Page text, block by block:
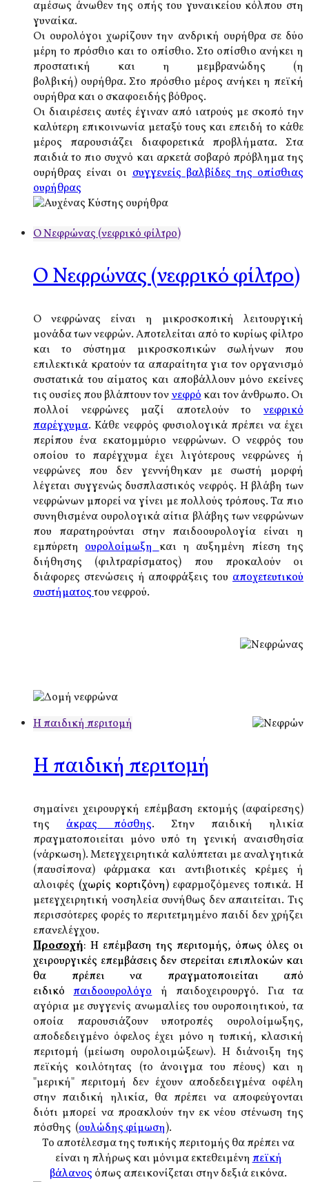
αμέσως άνωθεν της οπής του γυναικείου κόλπου στη
γυναίκα.
Οι ουρολόγοι χωρίζουν την ανδρική ουρήθρα σε δύο
μέρη το πρόσθιο και το οπίσθιο. Στο οπίσθιο ανήκει η
προστατική και η μεμβρανώδης (η
βολβική) ουρήθρα. Στο πρόσθιο μέρος ανήκει η πεϊκή
ουρήθρα και ο σκαφοειδής βόθρος.
Οι διαιρέσεις αυτές έγιναν από ιατρούς με σκοπό την
καλύτερη επικοινωνία μεταξύ τους και επειδή το κάθε
μέρος παρουσιάζει διαφορετικά προβλήματα. Στα
παιδιά το πιο συχνό και αρκετά σοβαρό πρόβλημα της
ουρήθρας είναι οισυγγενείς βαλβίδες της οπίσθιας
ουρήθρας
Ο Νεφρώνας (νεφρικό φίλτρο)
Ο Νεφρώνας (νεφρικό φίλτρο)
Ο νεφρώνας είναι η μικροσκοπική λειτουργική
μονάδα των νεφρών. Αποτελείται από το κυρίως φίλτρο
και το σύστημα μικροσκοπικών σωλήνων που
επιλεκτικά κρατούν τα απαραίτητα για τον οργανισμό
συστατικά του αίματος και αποβάλλουν μόνο εκείνες
τις ουσίες που βλάπτουν τοννεφρόκαι τον άνθρωπο. Οι
πολλοί νεφρώνες μαζί αποτελούν το νεφρικό
παρέγχυμα. Κάθε νεφρός φυσιολογικά πρέπει να έχει
περίπου ένα εκατομμύριο νεφρώνων. Ο νεφρός του
οποίου το παρέγχυμα έχει λιγότερους νεφρώνες ή
νεφρώνες που δεν γεννήθηκαν με σωστή μορφή
λέγεται συγγενώς δυσπλαστικός νεφρός. Η βλάβη των
νεφρώνων μπορεί να γίνει με πολλούς τρόπους. Τα πιο
συνηθισμένα ουρολογικά αίτια βλάβης των νεφρώνων
που παρατηρούνται στην παιδοουρολογία είναι η
εμπύρετηουρολοίμωξηκαι η αυξημένη πίεση της
διήθησης (φιλτραρίσματος) που προκαλούν οι
διάφορες στενώσεις ή αποφράξεις του αποχετευτικού
συστήματοςτου νεφρού.
Η παιδική περιτομή
Η παιδική περιτομή
σημαίνει χειρουργκή επέμβαση εκτομής (αφαίρεσης)
της άκρας πόσθης. Στην παιδική ηλικία
πραγματοποιείται μόνο υπό τη γενική αναισθησία
(νάρκωση). Μετεγχειρητικά καλύπτεται με αναλγητικά
(παυσίπονα) φάρμακα και αντιβιοτικές κρέμες ή
αλοιφές (χωρίς κορτιζόνη)εφαρμοζόμενες τοπικά. Η
μετεγχειρητική νοσηλεία συνήθως δεν απαιτείται. Τις
περισσότερες φορές το περιτετμημένο παιδί δεν χρήζει
επανελέγχου.
Προσοχή: Η επέμβαση της περιτομής, όπως όλες οι
χειρουργικές επεμβάσεις δεν στερείται επιπλοκών και
θα πρέπει να πραγματοποιείται από
ειδικό
παιδοουρολόγοή παιδοχειρουργό. Για τα
αγόρια με συγγενίς ανωμαλίες του ουροποιητικού, τα
οποία παρουσιάζουν υποτροπές ουρολοίμωξης,
αποδεδειγμένο όφελος έχει μόνο η τυπική, κλασική
περιτομή (μείωση ουρολοιμώξεων). Η διάνοιξη της
πεϊκής κοιλότητας (το άνοιγμα του πέους) και η
"μερική" περιτομή δεν έχουν αποδεδειγμένα οφέλη
στην παιδική ηλικία, θα πρέπει να αποφεύγονται
διότι μπορεί να προακλούν την εκ νέου στένωση της
πόσθης (ουλώδης φίμωση).
Το αποτέλεσμα της τυπικής περιτομής θα πρέπει να
είναι η πλήρως και μόνιμα εκτεθειμένηπεϊκή
βάλανος όπως απεικονίζεται στην δεξιά εικόνα.